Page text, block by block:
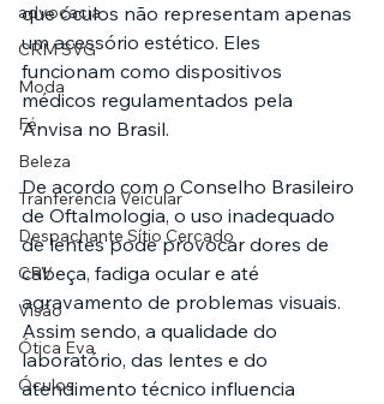
advocacia
CRM SVG
Moda
Fé
Beleza
Tranferência Veicular
Despachante Sítio Cercado
CRV
Visão
Ótica Eva
Óculos
que óculos não representam apenas
um acessório estético. Eles
funcionam como dispositivos
médicos regulamentados pela
Anvisa no Brasil.
De acordo com o Conselho Brasileiro
de Oftalmologia, o uso inadequado
de lentes pode provocar dores de
cabeça, fadiga ocular e até
agravamento de problemas visuais.
Assim sendo, a qualidade do
laboratório, das lentes e do
atendimento técnico influencia